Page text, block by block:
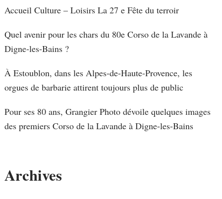
Accueil Culture – Loisirs La 27 e Fête du terroir
Quel avenir pour les chars du 80e Corso de la Lavande à
Digne-les-Bains ?
À Estoublon, dans les Alpes-de-Haute-Provence, les
orgues de barbarie attirent toujours plus de public
Pour ses 80 ans, Grangier Photo dévoile quelques images
des premiers Corso de la Lavande à Digne-les-Bains
Archives